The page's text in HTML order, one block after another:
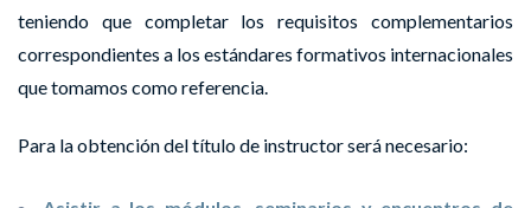
teniendo que completar los requisitos complementarios
correspondientes a los estándares formativos internacionales
que tomamos como referencia.
Para la obtención del título de instructor será necesario: